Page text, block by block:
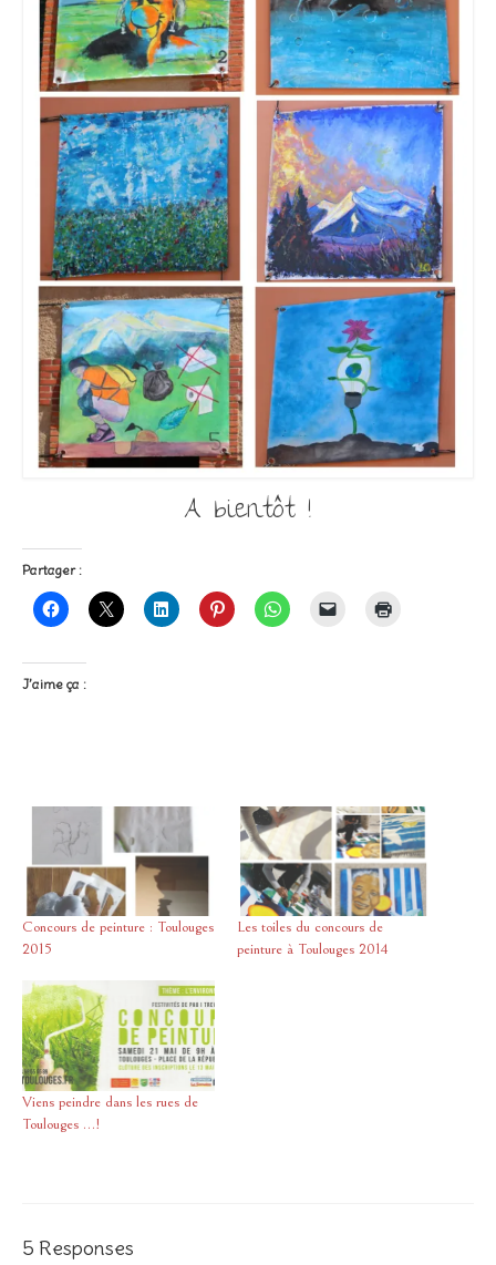
A bientôt !
Partager :
J’aime ça :
Concours de peinture : Toulouges
2015
Les toiles du concours de
peinture à Toulouges 2014
Viens peindre dans les rues de
Toulouges …!
5 Responses